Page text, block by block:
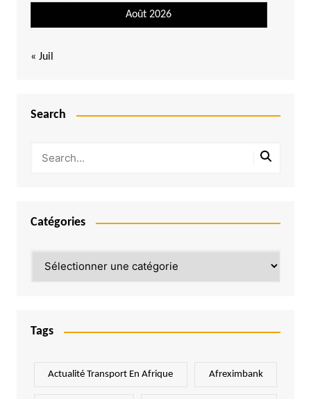
Août 2026
« Juil
Search
Catégories
Tags
Actualité Transport En Afrique Afreximbank